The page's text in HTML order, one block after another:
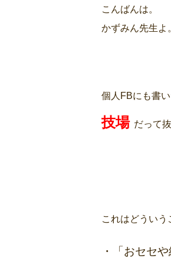
こんばんは。
かずみん先生よ
個人FBにも書
技場 だって
これはどういう
・「おセセ